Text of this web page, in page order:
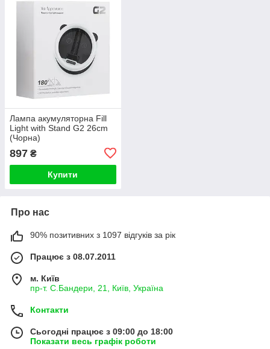
Лампа акумуляторна Fill
Light with Stand G2 26cm
(Чорна)
897 ₴
Купити
Про нас
90% позитивних з 1097 відгуків за рік
Працює з 08.07.2011
м. Київ
пр-т. С.Бандери, 21, Київ, Україна
Контакти
Сьогодні працює з 09:00 до 18:00
Показати весь графік роботи